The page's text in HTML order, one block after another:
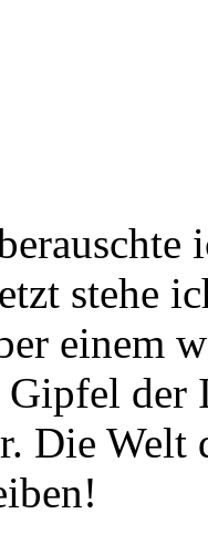
stehe
einem
der
Die Welt